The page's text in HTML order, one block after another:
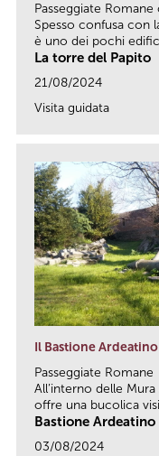
Passeggiate Romane
Spesso confusa con
è uno dei pochi
La torre del Papito
21/08/2024
Visita guidata
Il Bastione
Passeggiate Romane
All’interno delle
offre una bucolica
Bastione Ardeatino
03/08/2024